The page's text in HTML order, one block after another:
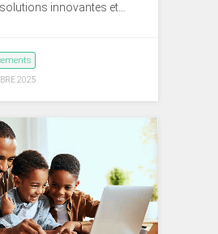
innovantes et…
2025